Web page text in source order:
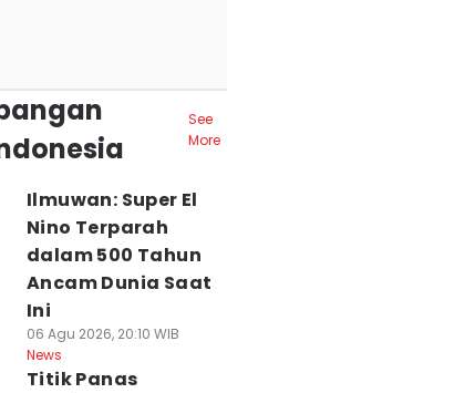
See
More
Ilmuwan: Super El
Nino Terparah
dalam 500 Tahun
Ancam Dunia Saat
Ini
06 Agu 2026, 20:10 WIB
News
Titik Panas